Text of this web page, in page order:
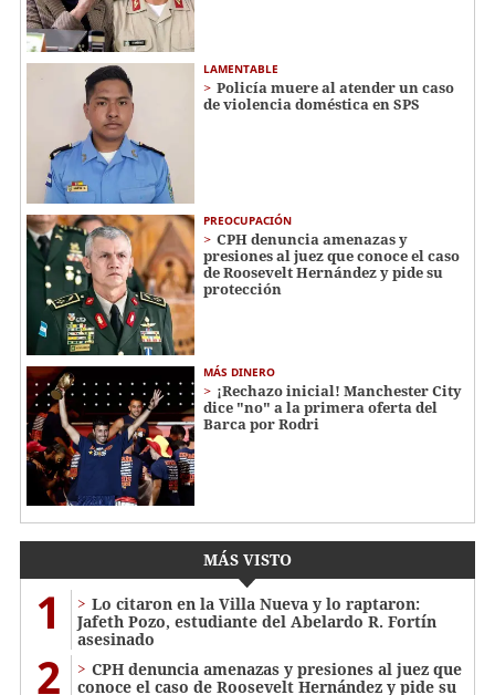
LAMENTABLE
Policía muere al atender un caso
de violencia doméstica en SPS
PREOCUPACIÓN
CPH denuncia amenazas y
presiones al juez que conoce el caso
de Roosevelt Hernández y pide su
protección
MÁS DINERO
¡Rechazo inicial! Manchester City
dice "no" a la primera oferta del
Barca por Rodri
MÁS VISTO
1
Lo citaron en la Villa Nueva y lo raptaron:
Jafeth Pozo, estudiante del Abelardo R. Fortín
asesinado
2
CPH denuncia amenazas y presiones al juez que
conoce el caso de Roosevelt Hernández y pide su